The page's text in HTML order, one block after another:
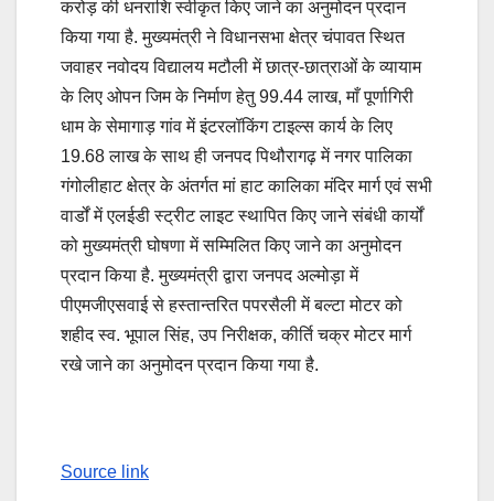
करोड़ की धनराशि स्वीकृत किए जाने का अनुमोदन प्रदान
किया गया है. मुख्यमंत्री ने विधानसभा क्षेत्र चंपावत स्थित
जवाहर नवोदय विद्यालय मटौली में छात्र-छात्राओं के व्यायाम
के लिए ओपन जिम के निर्माण हेतु 99.44 लाख, माँ पूर्णागिरी
धाम के सेमागाड़ गांव में इंटरलॉकिंग टाइल्स कार्य के लिए
19.68 लाख के साथ ही जनपद पिथौरागढ़ में नगर पालिका
गंगोलीहाट क्षेत्र के अंतर्गत मां हाट कालिका मंदिर मार्ग एवं सभी
वार्डों में एलईडी स्ट्रीट लाइट स्थापित किए जाने संबंधी कार्यों
को मुख्यमंत्री घोषणा में सम्मिलित किए जाने का अनुमोदन
प्रदान किया है. मुख्यमंत्री द्वारा जनपद अल्मोड़ा में
पीएमजीएसवाई से हस्तान्तरित पपरसैली में बल्टा मोटर को
शहीद स्व. भूपाल सिंह, उप निरीक्षक, कीर्ति चक्र मोटर मार्ग
रखे जाने का अनुमोदन प्रदान किया गया है.
Source link